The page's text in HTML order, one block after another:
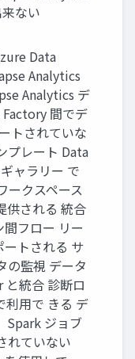
ない
Data
Analytics
Analytics デ
間でデ
トされていな
プレート Data
ャラリー で
ークスペース
供される 統合
フロー リー
トされる サ
の監視 データ
統合 診断ロ
用で きる デ
Spark ジョブ
れていない